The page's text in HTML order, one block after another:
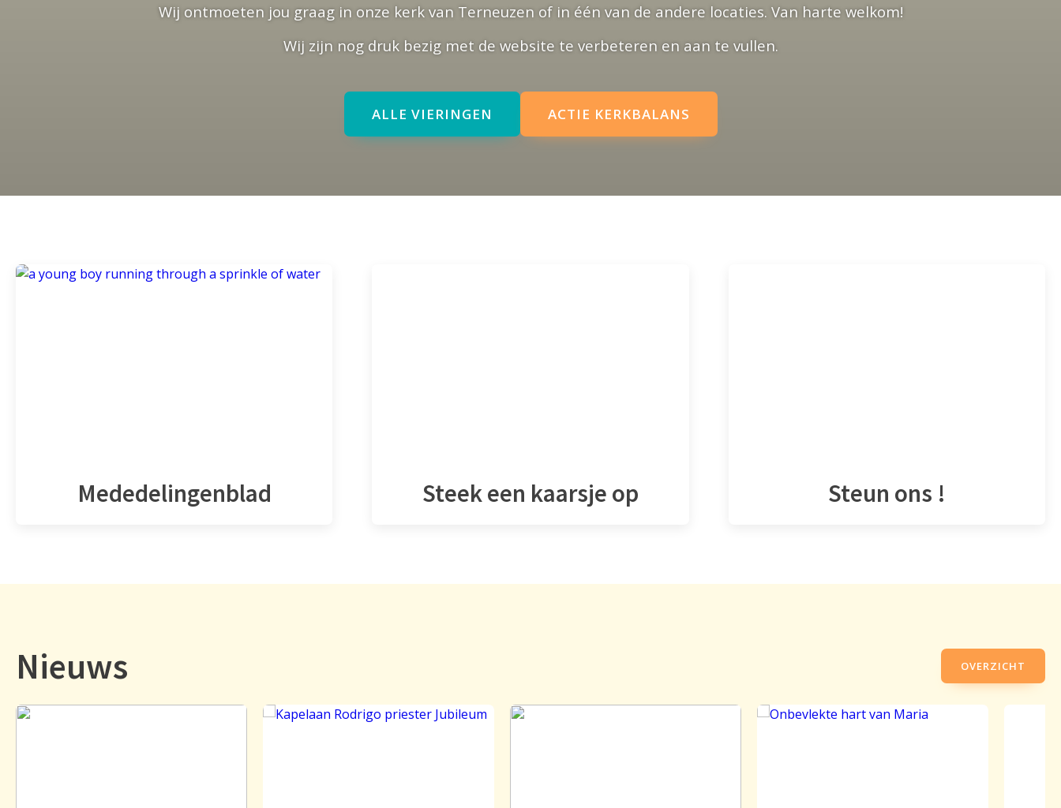
Wij ontmoeten jou graag in onze kerk van Terneuzen of in één van de andere locaties. Van harte welkom!
Wij zijn nog druk bezig met de website te verbeteren en aan te vullen.
ALLE VIERINGEN ACTIE KERKBALANS
Mededelingenblad Steek een kaarsje op Steun ons !
Nieuws OVERZICHT